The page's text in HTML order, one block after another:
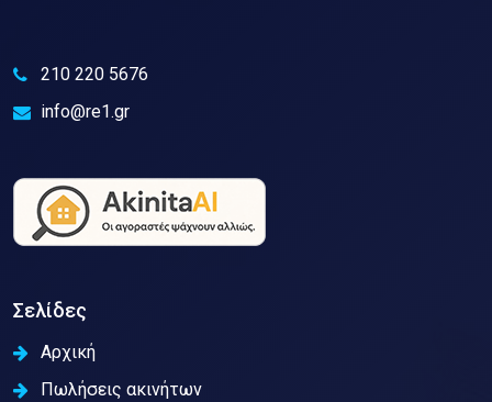
210 220 5676
info@re1.gr
Σελίδες
Αρχική
Πωλήσεις ακινήτων